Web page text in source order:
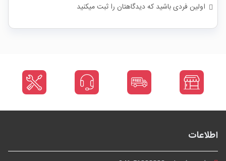
اولین فردی باشید که دیدگاهتان را ثبت میکنید
اطلاعات